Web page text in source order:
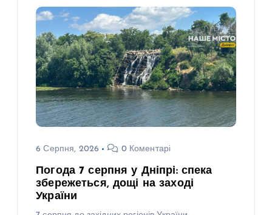
6 Серпня, 2026 0 Коментарі
Погода 7 серпня у Дніпрі: спека
збережеться, дощі на заході
України